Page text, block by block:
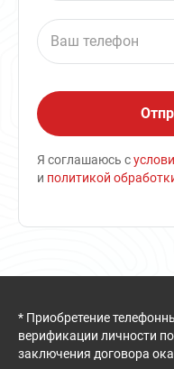
Я соглашаюсь с
и политикой
* Приобретение
верификации личности
заключения договора